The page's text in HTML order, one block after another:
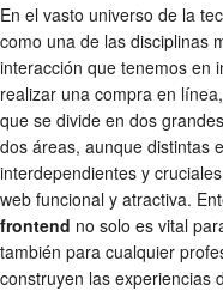
En el vasto universo de la
como una de las disciplinas
interacción que tenemos en
realizar una compra en
que se divide en dos
dos áreas, aunque distintas
interdependientes y
web funcional y atractiva.
frontend no solo es vital
también para cualquier
construyen las experiencias